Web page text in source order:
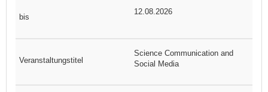
12.08.2026
Science Communication and
Social Media